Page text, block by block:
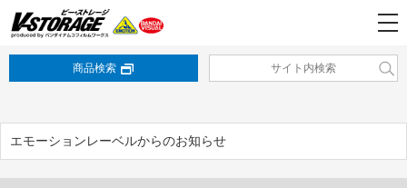
商品検索
エモーションレーベルからのお知らせ